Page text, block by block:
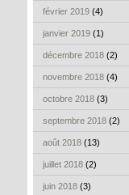
février 2019 (4)
janvier 2019 (1)
décembre 2018 (2)
novembre 2018 (4)
octobre 2018 (3)
septembre 2018 (2)
août 2018 (13)
juillet 2018 (2)
juin 2018 (3)